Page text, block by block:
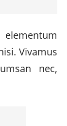
Vivamus
nec,